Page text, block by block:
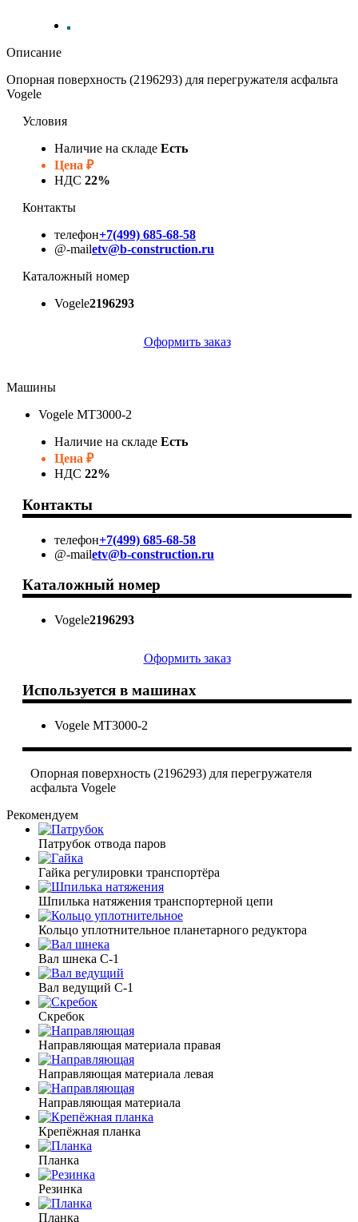
Описание
Опорная поверхность (2196293) для перегружателя асфальта
Vogele
Условия
Наличие на складе Есть
Цена ₽
НДС 22%
Контакты
телефон+7(499) 685-68-58
@-mailetv@b-construction.ru
Каталожный номер
Vogele2196293
Оформить заказ
Машины
Vogele MT3000-2
Наличие на складе Есть
Цена ₽
НДС 22%
Контакты
телефон+7(499) 685-68-58
@-mailetv@b-construction.ru
Каталожный номер
Vogele2196293
Оформить заказ
Используется в машинах
Vogele MT3000-2
Опорная поверхность (2196293) для перегружателя
асфальта Vogele
Рекомендуем
Патрубок отвода паров
Гайка регулировки транспортёра
Шпилька натяжения транспортерной цепи
Кольцо уплотнительное планетарного редуктора
Вал шнека C-1
Вал ведущий C-1
Скребок
Направляющая материала правая
Направляющая материала левая
Направляющая материала
Крепёжная планка
Планка
Резинка
Планка